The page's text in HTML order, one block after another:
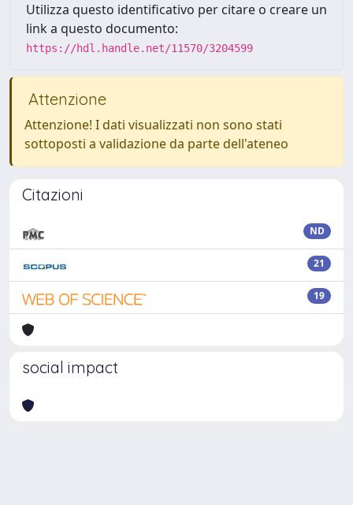
Utilizza questo identificativo per citare o creare un
link a questo documento:
https://hdl.handle.net/11570/3204599
Attenzione
Attenzione! I dati visualizzati non sono stati
sottoposti a validazione da parte dell'ateneo
Citazioni
ND
21
19
social impact